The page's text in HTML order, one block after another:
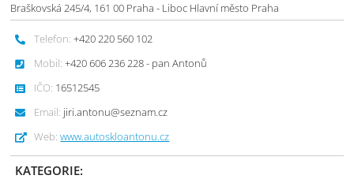
Braškovská 245/4, 161 00 Praha - Liboc Hlavní město Praha
Telefon: +420 220 560 102
Mobil: +420 606 236 228 - pan Antonů
IČO: 16512545
Email: jiri.antonu@seznam.cz
Web: www.autoskloantonu.cz
KATEGORIE: